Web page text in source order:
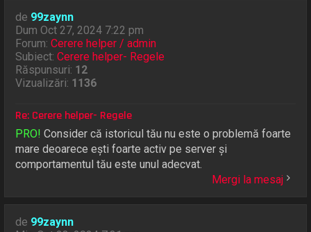
de 99zaynn
Dum Oct 27, 2024 7:22 pm
Forum:Cerere helper / admin
Subiect:Cerere helper- Regele
Răspunsuri: 12
Vizualizări: 1136
Re: Cerere helper- Regele
PRO! Consider că istoricul tău nu este o problemă foarte
mare deoarece ești foarte activ pe server și
comportamentul tău este unul adecvat.
Mergi la mesaj
de 99zaynn